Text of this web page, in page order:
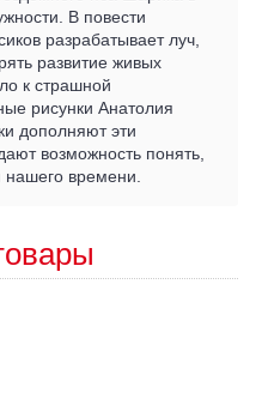
В повести
разрабатывает луч,
развитие живых
к страшной
рисунки Анатолия
дополняют эти
возможность понять,
нашего времени.